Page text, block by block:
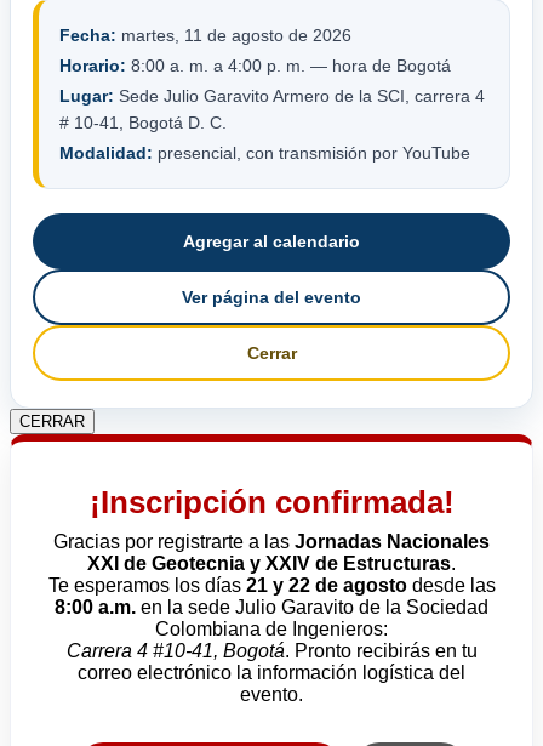
Fecha: martes, 11 de agosto de 2026
Horario: 8:00 a. m. a 4:00 p. m. — hora de Bogotá
Lugar: Sede Julio Garavito Armero de la SCI, carrera 4
# 10-41, Bogotá D. C.
Modalidad: presencial, con transmisión por YouTube
Agregar al calendario
Ver página del evento
Cerrar
CERRAR
¡Inscripción confirmada!
Gracias por registrarte a las Jornadas Nacionales
XXI de Geotecnia y XXIV de Estructuras.
Te esperamos los días 21 y 22 de agostodesde las
8:00 a.m. en la sede Julio Garavito de la Sociedad
Colombiana de Ingenieros:
Carrera 4 #10-41, Bogotá. Pronto recibirás en tu
correo electrónico la información logística del
evento.